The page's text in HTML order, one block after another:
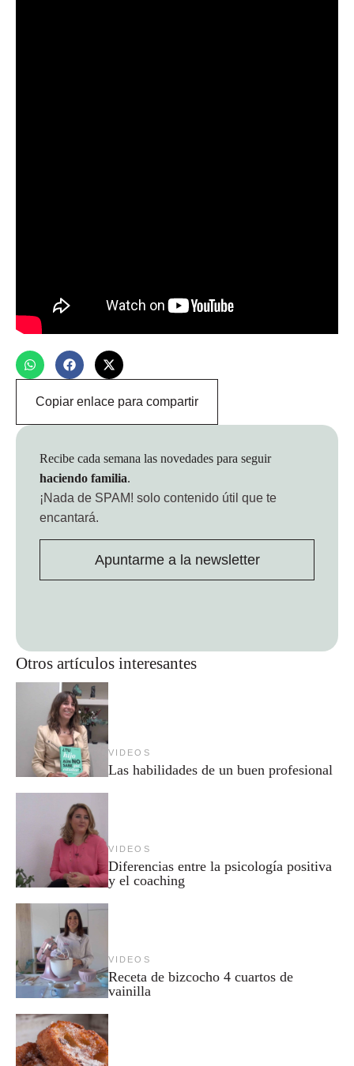
Copiar enlace para compartir
Otros artículos interesantes
VIDEOS
Las habilidades de un buen profesional
VIDEOS
Diferencias entre la psicología positiva
y el coaching
VIDEOS
Receta de bizcocho 4 cuartos de
vainilla
Recibe cada semana las novedades para seguir
haciendo familia.
¡Nada de SPAM! solo contenido útil que te
encantará.
Apuntarme a la newsletter